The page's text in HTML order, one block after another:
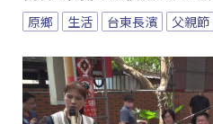
原鄉 生活 台東長濱 父親節